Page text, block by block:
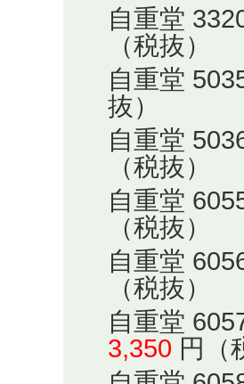
自重堂
（税抜）
自重堂
抜）
自重堂
（税抜）
自重堂
（税抜）
自重堂
（税抜）
自重堂
3,350 円（